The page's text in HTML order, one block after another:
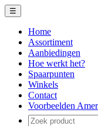
☰
Home
Assortiment
Aanbiedingen
Hoe werkt het?
Spaarpunten
Winkels
Contact
Voorbeelden